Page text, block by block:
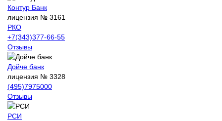
Контур Банк
лицензия № 3161
РКО
+7(343)377-66-55
Отзывы
Дойче банк
лицензия № 3328
(495)7975000
Отзывы
РСИ